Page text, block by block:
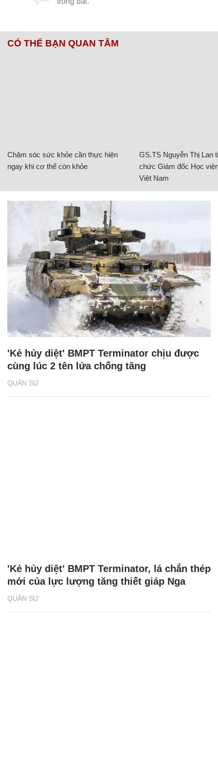
CÓ THỂ BẠN QUAN TÂM
Chăm sóc sức khỏe cần thực hiện
ngay khi cơ thể còn khỏe
GS.TS Nguyễn Thị Lan
chức Giám đốc Học
Việt Nam
QUÂN SỰ
'Kẻ hủy diệt' BMPT Terminator chịu được
cùng lúc 2 tên lửa chống tăng
QUÂN SỰ
'Kẻ hủy diệt' BMPT Terminator, lá chắn thép
mới của lực lượng tăng thiết giáp Nga